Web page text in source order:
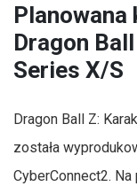
Planowana
Dragon
Series X/S
Dragon Ball Z:
została
CyberConnect2.